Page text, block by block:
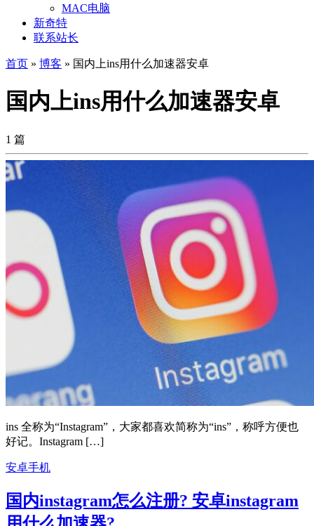
MAC电脑
新奇特
联系站长
首页 » 博客 » 国内上ins用什么加速器安卓
国内上ins用什么加速器安卓
1 篇
ins 全称为“Instagram”，大家都喜欢简称为“ins”，称呼方便也
好记。Instagram […]
安卓手机
国内instagram怎么注册? 安卓instagram